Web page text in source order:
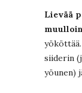
Lievää
siiderin
yöunen)